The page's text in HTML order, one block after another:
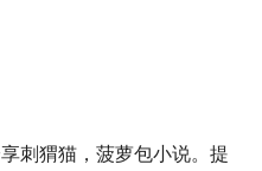
刺猬猫，菠萝包小说。提